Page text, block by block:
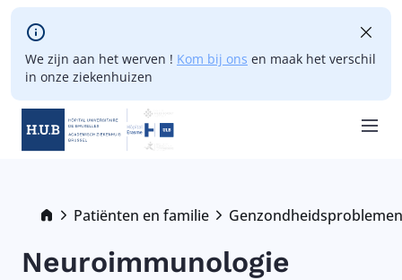
Skip to main content
We zijn aan het werven ! Kom bij ons en maak het verschil
in onze ziekenhuizen
Breadcrumb
Patiënten en familie Genzondheidsproblemen
Neuroimmunologie